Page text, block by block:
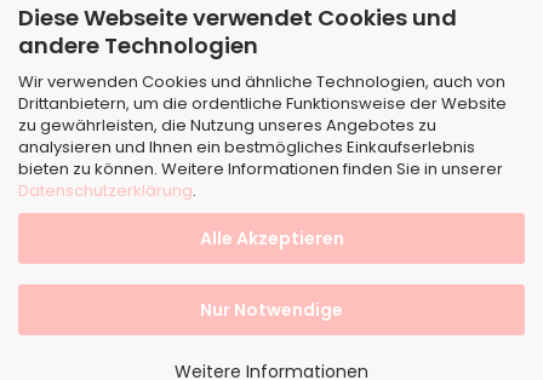
Diese Webseite verwendet Cookies und
andere Technologien
Wir verwenden Cookies und ähnliche Technologien, auch von
Drittanbietern, um die ordentliche Funktionsweise der Website
zu gewährleisten, die Nutzung unseres Angebotes zu
analysieren und Ihnen ein bestmögliches Einkaufserlebnis
bieten zu können. Weitere Informationen finden Sie in unserer
Datenschutzerklärung.
Alle Akzeptieren
Nur Notwendige
Weitere Informationen
Dortmund